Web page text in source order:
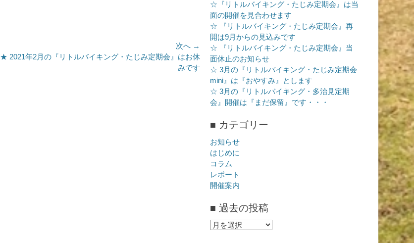
次へ →
次
★ 2021年2月の『リトルバイキング・たじみ定期会』はお休
みです
☆『リトルバイキング・たじみ定期会』は当
面の開催を見合わせます
☆ 『リトルバイキング・たじみ定期会』再
開は9月からの見込みです
☆ 『リトルバイキング・たじみ定期会』当
面休止のお知らせ
☆ 3月の『リトルバイキング・たじみ定期会
mini』は『おやすみ』とします
☆ 3月の『リトルバイキング・多治見定期
会』開催は『まだ保留』です・・・
■ カテゴリー
お知らせ
はじめに
コラム
レポート
開催案内
■ 過去の投稿